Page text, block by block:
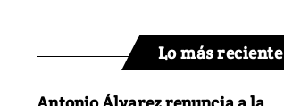
Lo más reciente